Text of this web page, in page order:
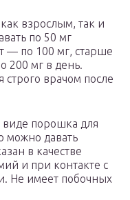
взрослым, так и
по 50 мг
— по 100 мг, старше
200 мг в день.
строго врачом после
виде порошка для
можно давать
в качестве
и при контакте с
Не имеет побочных